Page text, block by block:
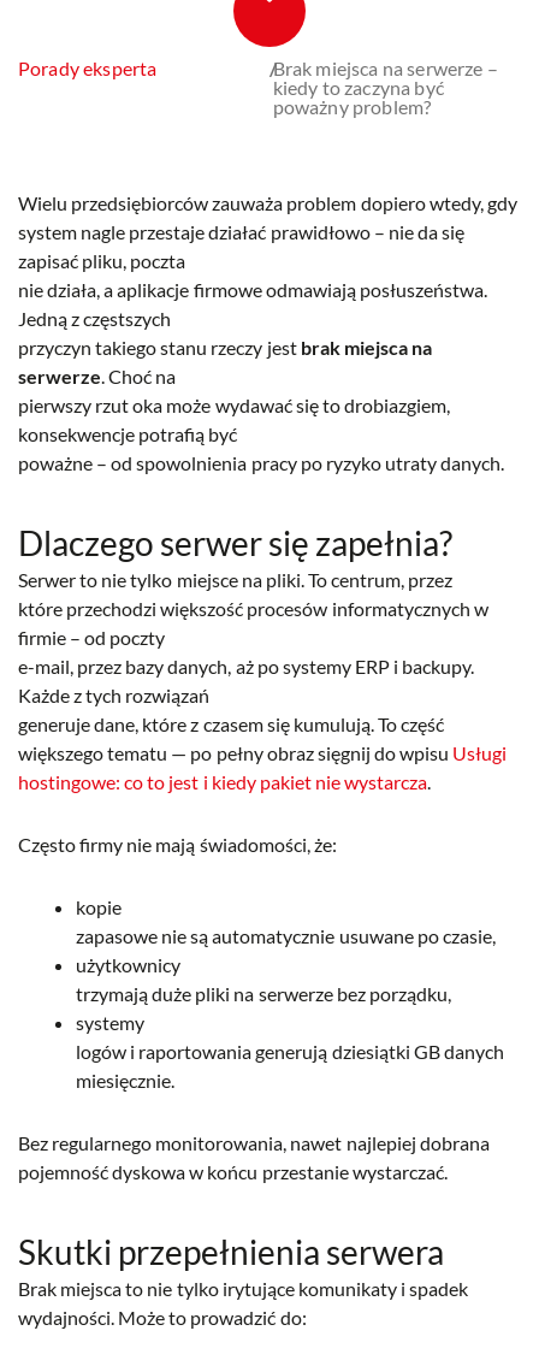
Porady eksperta /Brak miejsca na serwerze –
kiedy to zaczyna być
poważny problem?
Wielu przedsiębiorców zauważa problem dopiero wtedy, gdy
system nagle przestaje działać prawidłowo – nie da się
zapisać pliku, poczta
nie działa, a aplikacje firmowe odmawiają posłuszeństwa.
Jedną z częstszych
przyczyn takiego stanu rzeczy jest brak miejsca na
serwerze. Choć na
pierwszy rzut oka może wydawać się to drobiazgiem,
konsekwencje potrafią być
poważne – od spowolnienia pracy po ryzyko utraty danych.
Dlaczego serwer się zapełnia?
Serwer to nie tylko miejsce na pliki. To centrum, przez
które przechodzi większość procesów informatycznych w
firmie – od poczty
e-mail, przez bazy danych, aż po systemy ERP i backupy.
Każde z tych rozwiązań
generuje dane, które z czasem się kumulują. To część
większego tematu — po pełny obraz sięgnij do wpisu Usługi
hostingowe: co to jest i kiedy pakiet nie wystarcza.
Często firmy nie mają świadomości, że:
kopie
zapasowe nie są automatycznie usuwane po czasie,
użytkownicy
trzymają duże pliki na serwerze bez porządku,
systemy
logów i raportowania generują dziesiątki GB danych
miesięcznie.
Bez regularnego monitorowania, nawet najlepiej dobrana
pojemność dyskowa w końcu przestanie wystarczać.
Skutki przepełnienia serwera
Brak miejsca to nie tylko irytujące komunikaty i spadek
wydajności. Może to prowadzić do: